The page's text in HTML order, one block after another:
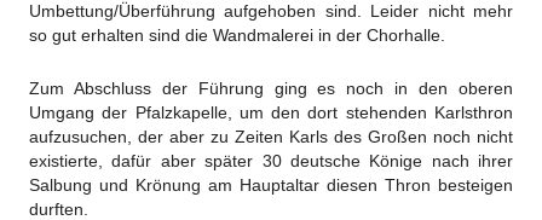
Umbettung/Überführung aufgehoben sind. Leider nicht mehr
so gut erhalten sind die Wandmalerei in der Chorhalle.
Zum Abschluss der Führung ging es noch in den oberen
Umgang der Pfalzkapelle, um den dort stehenden Karlsthron
aufzusuchen, der aber zu Zeiten Karls des Großen noch nicht
existierte, dafür aber später 30 deutsche Könige nach ihrer
Salbung und Krönung am Hauptaltar diesen Thron besteigen
durften.